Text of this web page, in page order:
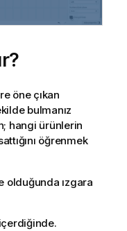
öne çıkan
bulmanız
hangi ürünlerin
öğrenmek
olduğunda ızgara